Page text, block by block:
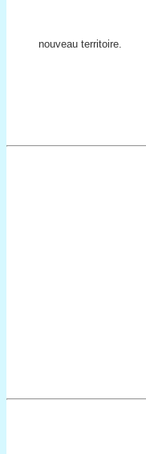
nouveau territoire.